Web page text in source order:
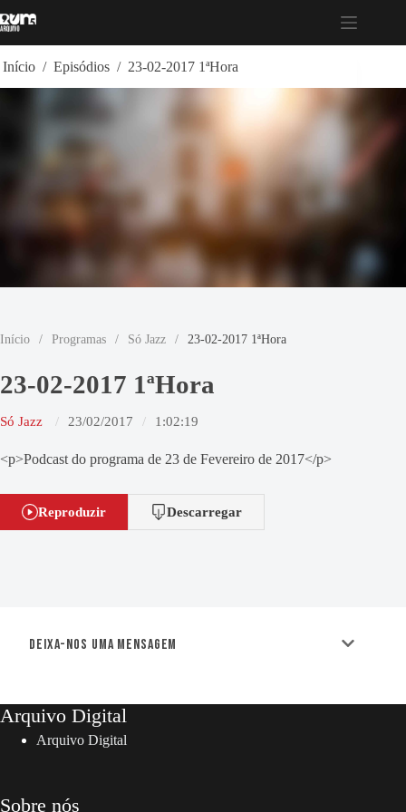
para
Início / Episódios / 23-02-2017 1ªHora
Início / Programas / Só Jazz / 23-02-2017 1ªHora
23-02-2017 1ªHora
Só Jazz 23/02/2017 1:02:19
<p>Podcast do programa de 23 de Fevereiro de 2017</p>
Reproduzir Descarregar
Deixa-nos uma mensagem
Arquivo Digital
Arquivo Digital
Sobre nós